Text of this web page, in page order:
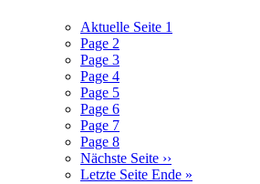
Aktuelle Seite 1
Page 2
Page 3
Page 4
Page 5
Page 6
Page 7
Page 8
Nächste Seite ››
Letzte Seite Ende »